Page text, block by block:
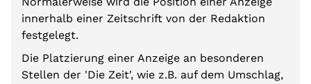
innerhalb einer Zeitschrift von der Redaktion
festgelegt.
Die Platzierung einer Anzeige an besonderen
Stellen der 'Die Zeit', wie z.B. auf dem Umschlag,